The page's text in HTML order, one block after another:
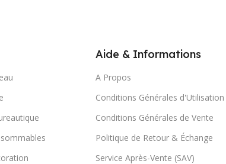
Aide & Informations
A Propos
Conditions Générales d'Utilisation
Conditions Générales de Vente
Politique de Retour & Échange
Service Après-Vente (SAV)